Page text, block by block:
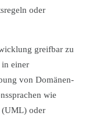
oder
greifbar zu
in einer
von Domänen-
wie
(UML) oder